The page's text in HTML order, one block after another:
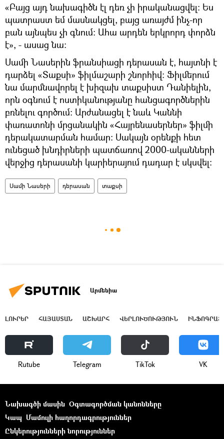
«Բայց այդ նախագիծն էլ դեռ չի իրականացվել։ Ես
պատրաստ եմ մասնակցել, բայց առայժմ ինչ-որ
բան այնպես չի գնում։ Ահա արդեն երկրորդ փորձն
է», - ասաց նա։
Սամի Նասերին ֆրանսիացի դերասան է, հայտնի է
դարձել «Տաքսի» ֆիլմաշարի շնորհիվ։ Ֆիլմերում
նա մարմնավորել է խիզախ տաքսիստ Դանիելին,
որն օգնում է ոստիկանությանը հանցագործներին
բռնելու գործում։ Արժանացել է նաև Կաննի
փառատոնի մրցանակին «Հայրենասերներ» ֆիլմի
դերակատարման համար։ Սակայն օրենքի հետ
ունեցած խնդիրների պատճառով 2000-ականների
վերջից դերասանի կարիերայում դադար է սկսվել։
Սամի Նասերի դերասան տաքսի
Արմենիա
ԼՈՒՐԵՐ ՀԱՅԱՍՏԱՆ ԱՇԽԱՐՀ ՎԵՐԼՈՒԾՈՒԹՅՈՒՆ
Rutube Telegram ТikТоk VK
Նախագծի մասին Օգտագործման կանոնները
Կապ Մամուլի հաղորդագրություններ
Ընկերությունների նորություններ